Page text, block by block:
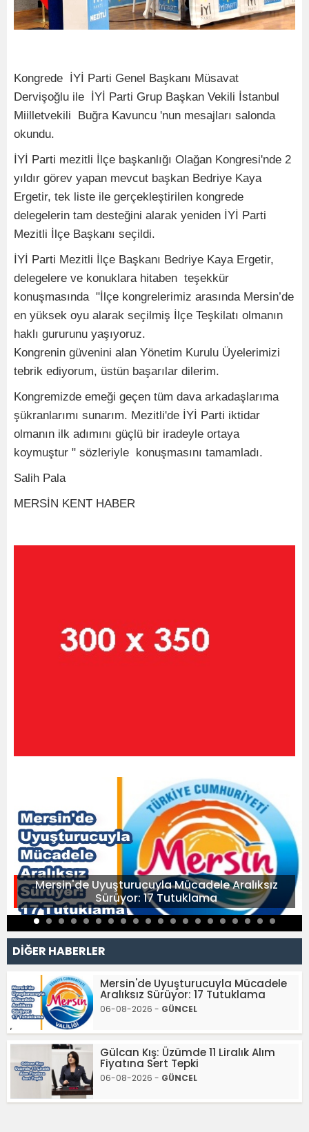
Kongrede İYİ Parti Genel Başkanı Müsavat
Dervişoğlu ile İYİ Parti Grup Başkan Vekili İstanbul
Miilletvekili Buğra Kavuncu 'nun mesajları salonda
okundu.
İYİ Parti mezitli İlçe başkanlığı Olağan Kongresi'nde 2
yıldır görev yapan mevcut başkan Bedriye Kaya
Ergetir, tek liste ile gerçekleştirilen kongrede
delegelerin tam desteğini alarak yeniden İYİ Parti
Mezitli İlçe Başkanı seçildi.
İYİ Parti Mezitli İlçe Başkanı Bedriye Kaya Ergetir,
delegelere ve konuklara hitaben teşekkür
konuşmasında "İlçe kongrelerimiz arasında Mersin’de
en yüksek oyu alarak seçilmiş İlçe Teşkilatı olmanın
haklı gururunu yaşıyoruz.
Kongrenin güvenini alan Yönetim Kurulu Üyelerimizi
tebrik ediyorum, üstün başarılar dilerim.
Kongremizde emeği geçen tüm dava arkadaşlarıma
şükranlarımı sunarım. Mezitli'de İYİ Parti iktidar
olmanın ilk adımını güçlü bir iradeyle ortaya
koymuştur " sözleriyle konuşmasını tamamladı.
Salih Pala
MERSİN KENT HABER
Mersin'de Uyuşturucuyla Mücadele Aralıksız
Sürüyor: 17 Tutuklama
DİĞER HABERLER
Mersin'de Uyuşturucuyla Mücadele
Aralıksız Sürüyor: 17 Tutuklama
06-08-2026 - GÜNCEL
Gülcan Kış: Üzümde 11 Liralık Alım
Fiyatına Sert Tepki
06-08-2026 - GÜNCEL